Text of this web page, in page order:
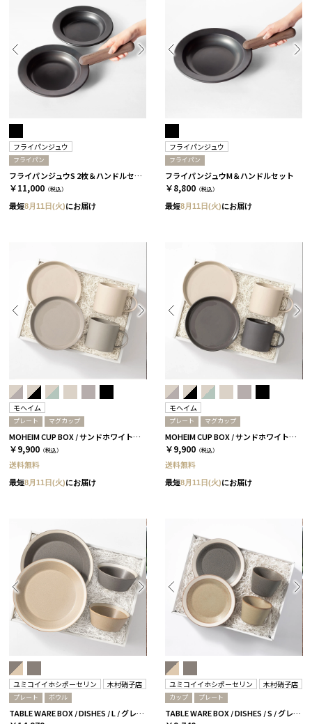
フライパンジュウ
フライパン
フライパンジュウS 2枚＆ハンドルセット
￥11,000 （税込）
最短8月11日(火)にお届け
フライパンジュウ
フライパン
フライパンジュウM＆ハンドルセット
￥8,800 （税込）
最短8月11日(火)にお届け
モヘイム
プレート マグカップ
MOHEIM CUP BOX / サンドホワイト＆グレー［モヘイム］
￥9,900 （税込）
送料無料
最短8月11日(火)にお届け
モヘイム
プレート マグカップ
MOHEIM CUP BOX / サンドホワイト＆ブラック［モヘイム］
￥9,900 （税込）
送料無料
最短8月11日(火)にお届け
ユミコイイホシポーセリン 木村硝子店
プレート ボウル
TABLE WARE BOX / DISHES / L / グレー＆ベージュ［イイホシユミコ×木村硝子店］
ユミコイイホシポーセリン 木村硝子店
カップ プレート
TABLE WARE BOX / DISHES / S / グレー＆ベージュ［イイホシユミコ×木村硝子店］